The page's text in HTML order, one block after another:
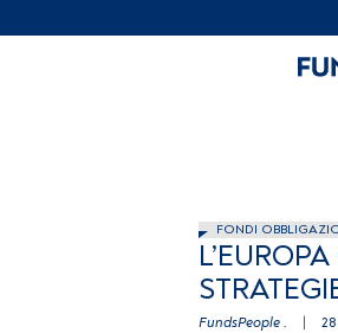
FONDI
FundsPeople .